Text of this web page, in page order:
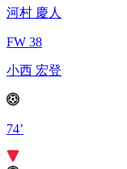
河村 慶人
FW 38
小西 宏登
74’